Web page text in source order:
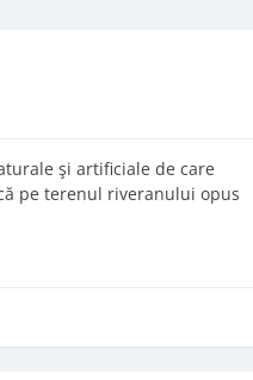
şi artificiale de care
pe terenul riveranului opus